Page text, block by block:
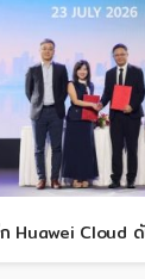
Huawei Cloud